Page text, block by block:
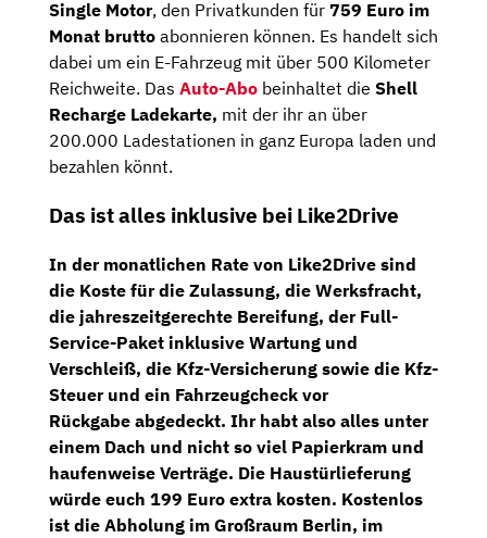
Single Motor, den Privatkunden für 759 Euro im
Monat brutto abonnieren können. Es handelt sich
dabei um ein E-Fahrzeug mit über 500 Kilometer
Reichweite. Das Auto-Abo beinhaltet die Shell
Recharge Ladekarte, mit der ihr an über
200.000 Ladestationen in ganz Europa laden und
bezahlen könnt.
Das ist alles inklusive bei Like2Drive
In der monatlichen Rate von Like2Drive sind
die Koste für die Zulassung, die Werksfracht,
die jahreszeitgerechte Bereifung, der Full-
Service-Paket inklusive Wartung und
Verschleiß, die Kfz-Versicherung sowie die Kfz-
Steuerund ein Fahrzeugcheck vor
Rückgabe abgedeckt. Ihr habt also alles unter
einem Dach und nicht so viel Papierkram und
haufenweise Verträge. Die Haustürlieferung
würde euch 199 Euro extra kosten. Kostenlos
ist die Abholung im Großraum Berlin, im